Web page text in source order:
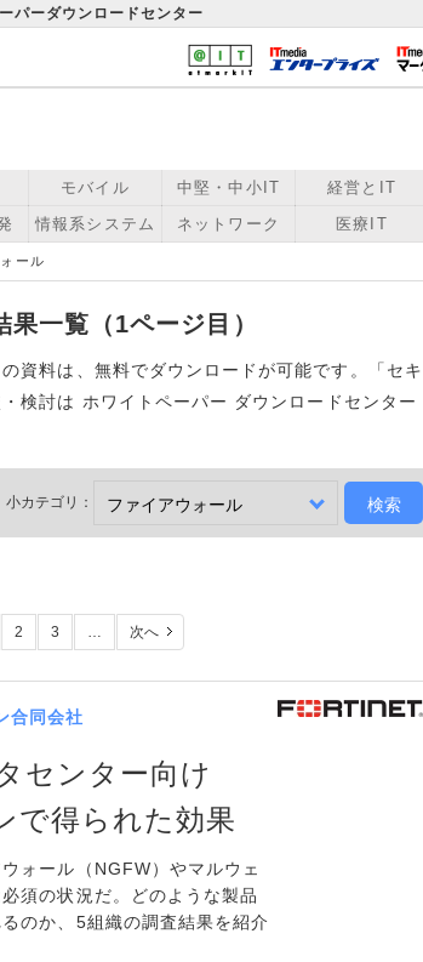
パーダウンロードセンター
モバイル 中堅・中小IT 経営とIT
情報系システム ネットワーク 医療IT
ール
果一覧（1ページ目）
資料は、無料でダウンロードが可能です。「セキ
検討は ホワイトペーパー ダウンロードセンター
小カテゴリ：
2 3 … 次へ
合同会社
センター向け
で得られた効果
ォール（NGFW）やマルウェ
須の状況だ。どのような製品
のか、5組織の調査結果を紹介